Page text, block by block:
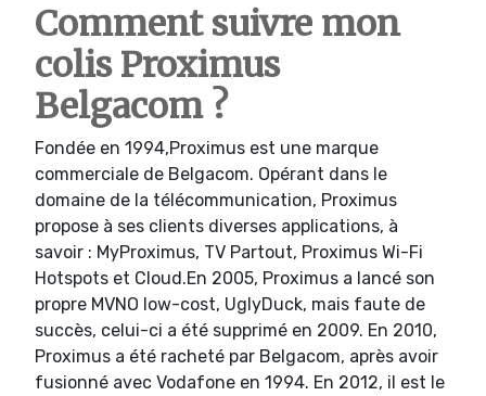
Comment suivre mon
colis Proximus
Belgacom ?
Fondée en 1994,Proximus est une marque
commerciale de Belgacom. Opérant dans le
domaine de la télécommunication, Proximus
propose à ses clients diverses applications, à
savoir : MyProximus, TV Partout, Proximus Wi-Fi
Hotspots et Cloud.En 2005, Proximus a lancé son
propre MVNO low-cost, UglyDuck, mais faute de
succès, celui-ci a été supprimé en 2009. En 2010,
Proximus a été racheté par Belgacom, après avoir
fusionné avec Vodafone en 1994. En 2012, il est le